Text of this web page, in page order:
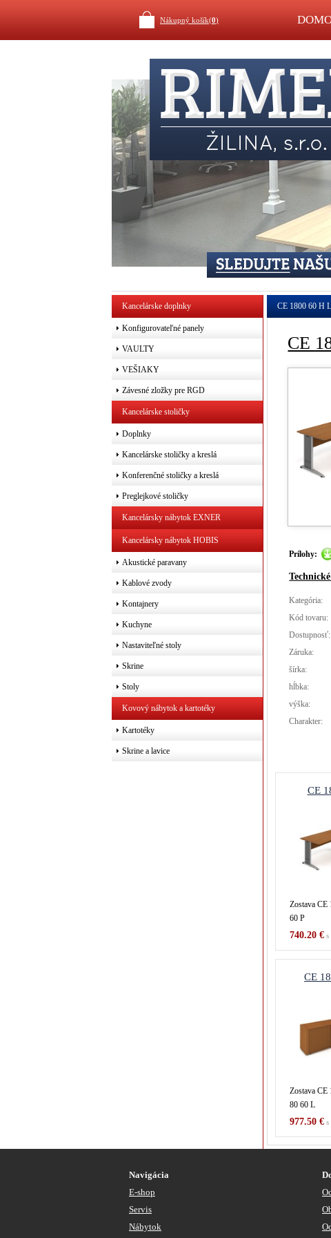
Nákupný košík(0)
Kancelárske doplnky
Konfigurovateľné panely
VAULTY
VEŠIAKY
Závesné zložky pre RGD
Kancelárske stoličky
Doplnky
Kancelárske stoličky a kreslá
Konferenčné stoličky a kreslá
Preglejkové stoličky
Kancelársky nábytok EXNER
Kancelársky nábytok HOBIS
Akustické paravany
Kablové zvody
Kontajnery
Kuchyne
Nastaviteľné stoly
Skrine
Stoly
Kovový nábytok a kartotéky
Kartotéky
Skrine a lavice
CE 1800 60 H L
CE
Prílohy:
Kategória:
Kód tovaru:
Dostupnosť:
Záruka:
šírka:
hĺbka:
výška:
Charakter:
CE
Zostava CE
60 P
740.20 €s
CE
Zostava CE
80 60 L
977.50 €s
Navigácia
E-shop
Servis
Nábytok